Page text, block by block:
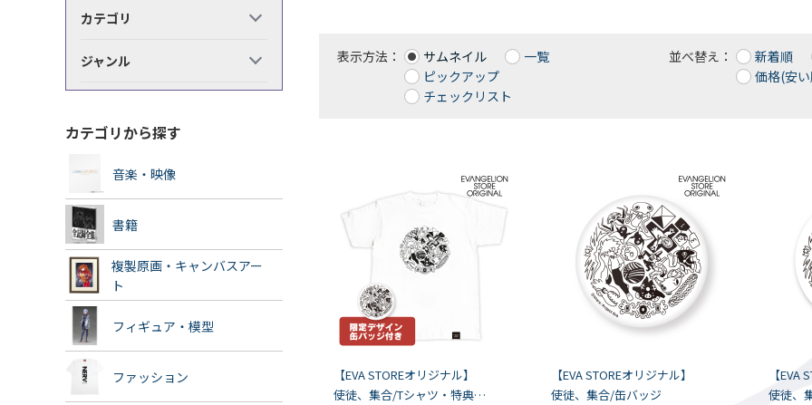
カテゴリ
ジャンル
カテゴリから探す
音楽・映像
書籍
複製原画・キャンバスアー
ト
フィギュア・模型
ファッション
表示方法： サムネイル
一覧
ピックアップ
チェックリスト
並べ替え：
新着順
価格(安
【EVA STOREオリジナル】
使徒、集合/Tシャツ・特典缶
【EVA STOREオリジナル】
使徒、集合/缶バッジ
【EVA
使徒、